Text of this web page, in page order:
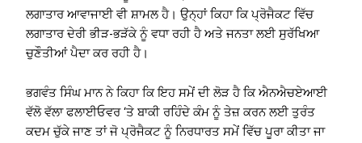
ਲਗਾਤਾਰ ਆਵਾਜਾਈ ਵੀ ਸ਼ਾਮਲ ਹੈ। ਉਨ੍ਹਾਂ ਕਿਹਾ ਕਿ ਪ੍ਰੋਜੈਕਟ ਵਿੱਚ
ਲਗਾਤਾਰ ਦੇਰੀ ਭੀੜ-ਭੜੱਕੇ ਨੂੰ ਵਧਾ ਰਹੀ ਹੈ ਅਤੇ ਜਨਤਾ ਲਈ ਸੁਰੱਖਿਆ
ਚੁਣੌਤੀਆਂ ਪੈਦਾ ਕਰ ਰਹੀ ਹੈ।
ਭਗਵੰਤ ਸਿੰਘ ਮਾਨ ਨੇ ਕਿਹਾ ਕਿ ਇਹ ਸਮੇਂ ਦੀ ਲੋੜ ਹੈ ਕਿ ਐਨਐਚਏਆਈ
ਵੱਲੋ ਵੱਲਾ ਫਲਾਈਓਵਰ ‘ਤੇ ਬਾਕੀ ਰਹਿੰਦੇ ਕੰਮ ਨੂੰ ਤੇਜ਼ ਕਰਨ ਲਈ ਤੁਰੰਤ
ਕਦਮ ਚੁੱਕੇ ਜਾਣ ਤਾਂ ਜੋ ਪ੍ਰੋਜੈਕਟ ਨੂੰ ਨਿਰਧਾਰਤ ਸਮੇਂ ਵਿੱਚ ਪੂਰਾ ਕੀਤਾ ਜਾ